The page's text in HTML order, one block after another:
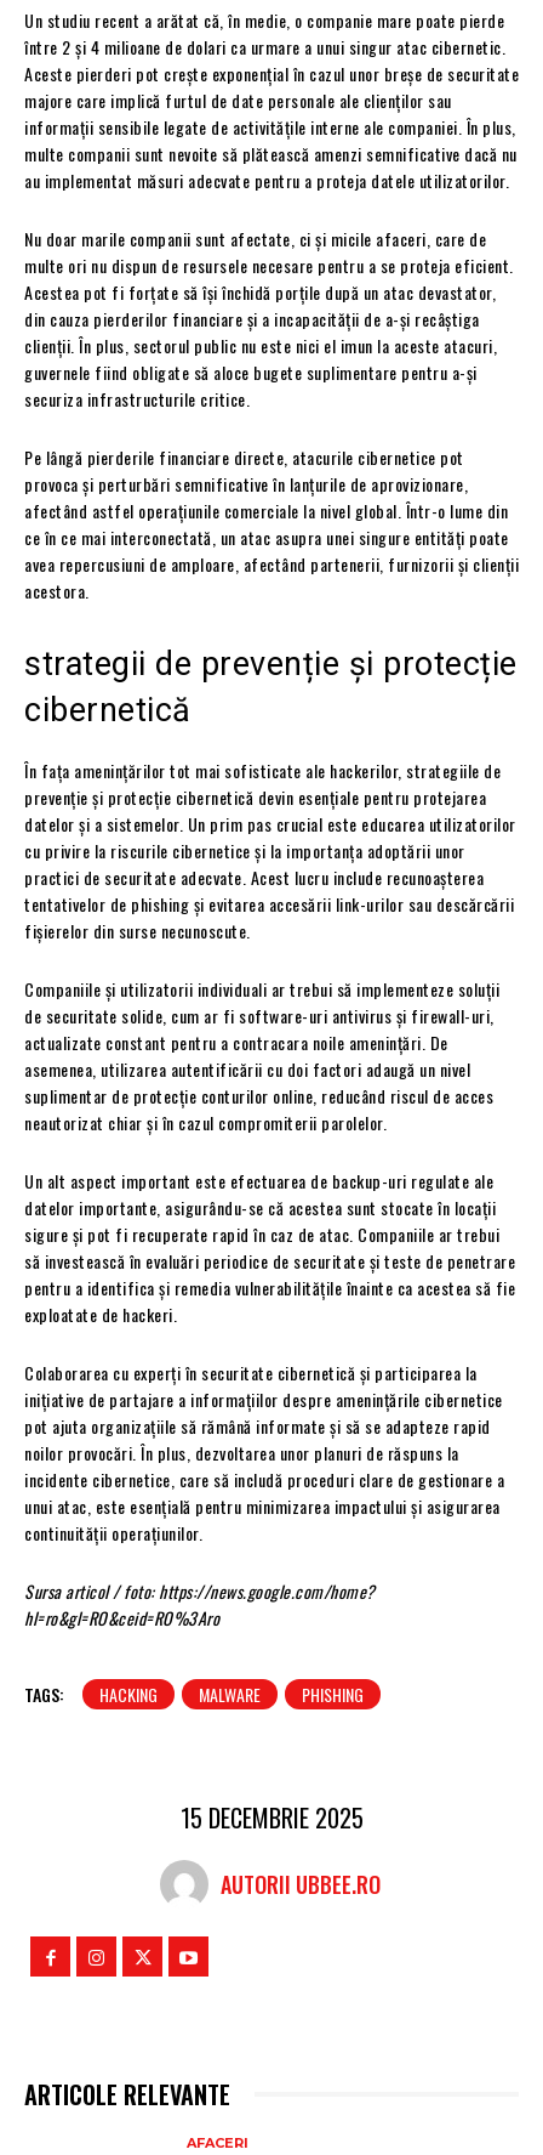
Un studiu recent a arătat că, în medie, o companie mare poate pierde
între 2 și 4 milioane de dolari ca urmare a unui singur atac cibernetic.
Aceste pierderi pot crește exponențial în cazul unor breșe de securitate
majore care implică furtul de date personale ale clienților sau
informații sensibile legate de activitățile interne ale companiei. În plus,
multe companii sunt nevoite să plătească amenzi semnificative dacă nu
au implementat măsuri adecvate pentru a proteja datele utilizatorilor.
Nu doar marile companii sunt afectate, ci și micile afaceri, care de
multe ori nu dispun de resursele necesare pentru a se proteja eficient.
Acestea pot fi forțate să își închidă porțile după un atac devastator,
din cauza pierderilor financiare și a incapacității de a-și recâștiga
clienții. În plus, sectorul public nu este nici el imun la aceste atacuri,
guvernele fiind obligate să aloce bugete suplimentare pentru a-și
securiza infrastructurile critice.
Pe lângă pierderile financiare directe, atacurile cibernetice pot
provoca și perturbări semnificative în lanțurile de aprovizionare,
afectând astfel operațiunile comerciale la nivel global. Într-o lume din
ce în ce mai interconectată, un atac asupra unei singure entități poate
avea repercusiuni de amploare, afectând partenerii, furnizorii și clienții
acestora.
strategii de prevenție și protecție
cibernetică
În fața amenințărilor tot mai sofisticate ale hackerilor, strategiile de
prevenție și protecție cibernetică devin esențiale pentru protejarea
datelor și a sistemelor. Un prim pas crucial este educarea utilizatorilor
cu privire la riscurile cibernetice și la importanța adoptării unor
practici de securitate adecvate. Acest lucru include recunoașterea
tentativelor de phishing și evitarea accesării link-urilor sau descărcării
fișierelor din surse necunoscute.
Companiile și utilizatorii individuali ar trebui să implementeze soluții
de securitate solide, cum ar fi software-uri antivirus și firewall-uri,
actualizate constant pentru a contracara noile amenințări. De
asemenea, utilizarea autentificării cu doi factori adaugă un nivel
suplimentar de protecție conturilor online, reducând riscul de acces
neautorizat chiar și în cazul compromiterii parolelor.
Un alt aspect important este efectuarea de backup-uri regulate ale
datelor importante, asigurându-se că acestea sunt stocate în locații
sigure și pot fi recuperate rapid în caz de atac. Companiile ar trebui
să investească în evaluări periodice de securitate și teste de penetrare
pentru a identifica și remedia vulnerabilitățile înainte ca acestea să fie
exploatate de hackeri.
Colaborarea cu experți în securitate cibernetică și participarea la
inițiative de partajare a informațiilor despre amenințările cibernetice
pot ajuta organizațiile să rămână informate și să se adapteze rapid
noilor provocări. În plus, dezvoltarea unor planuri de răspuns la
incidente cibernetice, care să includă proceduri clare de gestionare a
unui atac, este esențială pentru minimizarea impactului și asigurarea
continuității operațiunilor.
Sursa articol / foto: https://news.google.com/home?
hl=ro&gl=RO&ceid=RO%3Aro
TAGS: HACKING MALWARE PHISHING
15 DECEMBRIE 2025
AUTORII UBBEE.RO
ARTICOLE RELEVANTE
AFACERI